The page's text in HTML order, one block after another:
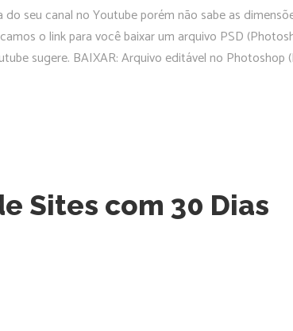
seu canal no Youtube porém não sabe as
o link para você baixar um arquivo PSD
sugere. BAIXAR: Arquivo editável no Photoshop
Sites com 30 Dias